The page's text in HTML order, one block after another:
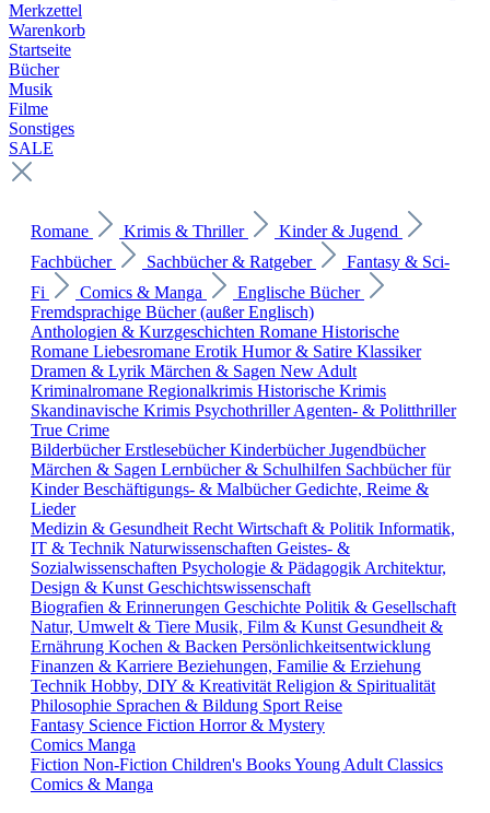
Merkzettel
Warenkorb
Startseite
Bücher
Musik
Filme
Sonstiges
SALE
Romane Krimis & Thriller
Kinder & Jugend
Fachbücher
Sachbücher & Ratgeber
Fantasy & Sci-
Fi
Comics & Manga
Englische Bücher
Fremdsprachige Bücher (außer Englisch)
Anthologien & Kurzgeschichten Romane Historische
Romane Liebesromane Erotik Humor & Satire Klassiker
Dramen & Lyrik Märchen & Sagen New Adult
Kriminalromane Regionalkrimis Historische Krimis
Skandinavische Krimis PsychothrillerAgenten- & Politthriller
True Crime
BilderbücherErstlesebücherKinderbücherJugendbücher
Märchen & Sagen Lernbücher & Schulhilfen Sachbücher für
KinderBeschäftigungs- & MalbücherGedichte, Reime &
Lieder
Medizin & Gesundheit Recht Wirtschaft & Politik Informatik,
IT & Technik Naturwissenschaften Geistes- &
Sozialwissenschaften Psychologie & Pädagogik Architektur,
Design & Kunst Geschichtswissenschaft
Biografien & Erinnerungen Geschichte Politik & Gesellschaft
Natur, Umwelt & Tiere Musik, Film & Kunst Gesundheit &
Ernährung Kochen & Backen Persönlichkeitsentwicklung
Finanzen & Karriere Beziehungen, Familie & Erziehung
Technik Hobby, DIY & Kreativität Religion & Spiritualität
Philosophie Sprachen & Bildung Sport Reise
Fantasy Science Fiction Horror & Mystery
Comics Manga
Fiction Non-Fiction Children's BooksYoung Adult Classics
Comics & Manga